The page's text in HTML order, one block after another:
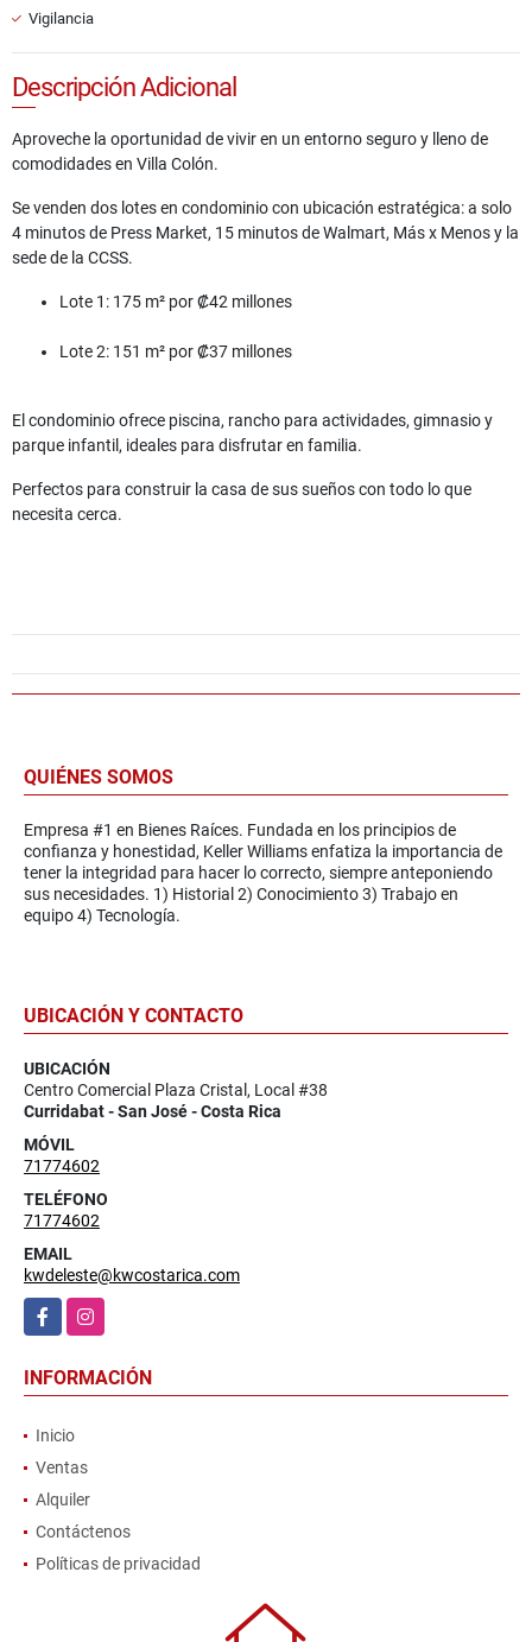
Vigilancia
Descripción Adicional
Aproveche la oportunidad de vivir en un entorno seguro y lleno de
comodidades en Villa Colón.
Se venden dos lotes en condominio con ubicación estratégica: a solo
4 minutos de Press Market, 15 minutos de Walmart, Más x Menos y la
sede de la CCSS.
Lote 1: 175 m² por ₡42 millones
Lote 2: 151 m² por ₡37 millones
El condominio ofrece piscina, rancho para actividades, gimnasio y
parque infantil, ideales para disfrutar en familia.
Perfectos para construir la casa de sus sueños con todo lo que
necesita cerca.
QUIÉNES SOMOS
Empresa #1 en Bienes Raíces. Fundada en los principios de
confianza y honestidad, Keller Williams enfatiza la importancia de
tener la integridad para hacer lo correcto, siempre anteponiendo
sus necesidades. 1) Historial 2) Conocimiento 3) Trabajo en
equipo 4) Tecnología.
UBICACIÓN Y CONTACTO
UBICACIÓN
Centro Comercial Plaza Cristal, Local #38
Curridabat - San José - Costa Rica
MÓVIL
71774602
TELÉFONO
71774602
EMAIL
kwdeleste@kwcostarica.com
FacebookInstagram
INFORMACIÓN
Inicio
Ventas
Alquiler
Contáctenos
Políticas de privacidad